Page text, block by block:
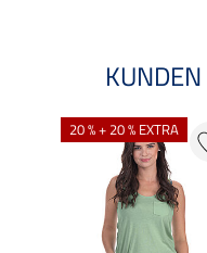
20 % + 20 % EXTRA